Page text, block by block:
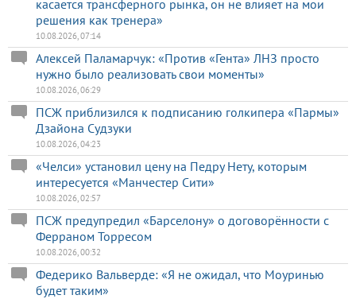
касается трансферного рынка, он не влияет на мои
решения как тренера»
10.08.2026, 07:14
Алексей Паламарчук: «Против «Гента» ЛНЗ просто
нужно было реализовать свои моменты»
10.08.2026, 06:29
ПСЖ приблизился к подписанию голкипера «Пармы»
Дзайона Судзуки
10.08.2026, 04:23
«Челси» установил цену на Педру Нету, которым
интересуется «Манчестер Сити»
10.08.2026, 02:57
ПСЖ предупредил «Барселону» о договорённости с
Ферраном Торресом
10.08.2026, 00:32
Федерико Вальверде: «Я не ожидал, что Моуринью
будет таким»